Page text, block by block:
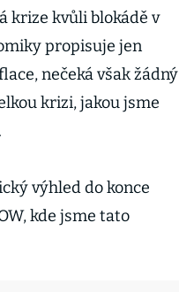
krize kvůli blokádě v
propisuje jen
nečeká však žádný
krizi, jakou jsme
výhled do konce
kde jsme tato